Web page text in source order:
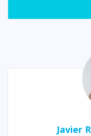
Javier